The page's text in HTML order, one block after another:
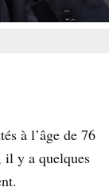
à l’âge de 76
il y a quelques